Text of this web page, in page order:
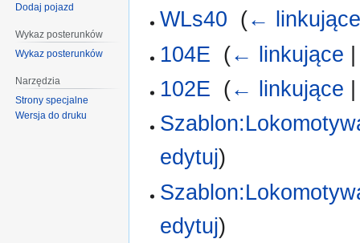
WLs40 (←
104E (← linkujące
102E (← linkujące
edytuj)
edytuj)
Dodaj pojazd
Wykaz posterunków
Wykaz posterunków
Narzędzia
Strony specjalne
Wersja do druku